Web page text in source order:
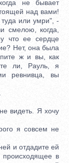
не бывает
над вами!
или умри", -
смелою, когда,
что ее сердце
Нет, она была
ж и вы, как
ли, Рауль, я
ревнивца, вы
видеть. Я хочу
я совсем не
и отдадите ей
происходящее в